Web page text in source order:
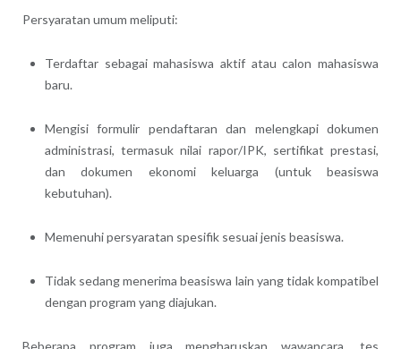
Persyaratan umum meliputi:
Terdaftar sebagai mahasiswa aktif atau calon mahasiswa
baru.
Mengisi formulir pendaftaran dan melengkapi dokumen
administrasi, termasuk nilai rapor/IPK, sertifikat prestasi,
dan dokumen ekonomi keluarga (untuk beasiswa
kebutuhan).
Memenuhi persyaratan spesifik sesuai jenis beasiswa.
Tidak sedang menerima beasiswa lain yang tidak kompatibel
dengan program yang diajukan.
Beberapa program juga mengharuskan wawancara, tes